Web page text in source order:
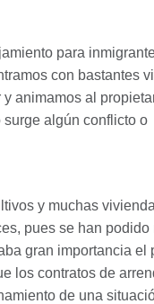
para
con bastantes
animamos al
algún conflicto o
y muchas
pues se han podido
gran importancia el
los contratos de
de una